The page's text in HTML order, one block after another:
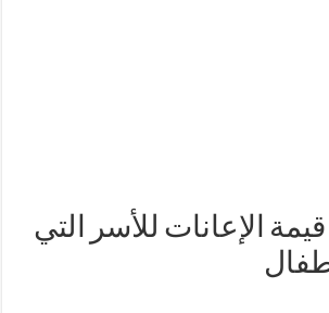
قيمة الإعانات للأسر التي